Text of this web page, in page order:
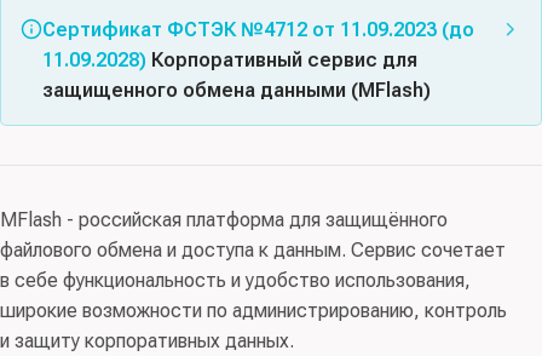
и распределенных вычислений, средства
виртуализации и системы хранения данных (№621)
Код(ы) продукции:58.29.21 Приложения общие для
повышения эффективности бизнеса и приложения для
Правообладатель: Мазур Е. С. (ИНН 770976799693)
Сертификат ФСТЭК №4712 от 11.09.2023 (до
11.09.2028) Корпоративный сервис для
защищенного обмена данными (MFlash)
Схема сертификации:серия, испытательная
лаборатория:ООО «НТЦ «ИРБИС», орган
сертификации:ФАУ «ГНИИИ ПТЗИ ФСТЭК России»
заявитель:ООО «Пайнап»
MFlash - российская платформа для защищённого
файлового обмена и доступа к данным. Сервис сочетает
в себе функциональность и удобство использования,
широкие возможности по администрированию, контроль
и защиту корпоративных данных.